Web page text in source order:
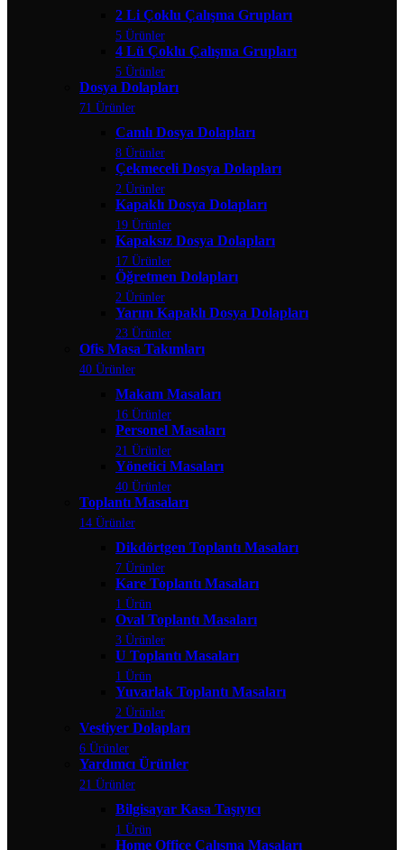
2 Li Çoklu Çalışma Grupları
5 Ürünler
4 Lü Çoklu Çalışma Grupları
5 Ürünler
Dosya Dolapları
71 Ürünler
Camlı Dosya Dolapları
8 Ürünler
Çekmeceli Dosya Dolapları
2 Ürünler
Kapaklı Dosya Dolapları
19 Ürünler
Kapaksız Dosya Dolapları
17 Ürünler
Öğretmen Dolapları
2 Ürünler
Yarım Kapaklı Dosya Dolapları
23 Ürünler
Ofis Masa Takımları
40 Ürünler
Makam Masaları
16 Ürünler
Personel Masaları
21 Ürünler
Yönetici Masaları
40 Ürünler
Toplantı Masaları
14 Ürünler
Dikdörtgen Toplantı Masaları
7 Ürünler
Kare Toplantı Masaları
1 Ürün
Oval Toplantı Masaları
3 Ürünler
U Toplantı Masaları
1 Ürün
Yuvarlak Toplantı Masaları
2 Ürünler
Vestiyer Dolapları
6 Ürünler
Yardımcı Ürünler
21 Ürünler
Bilgisayar Kasa Taşıyıcı
1 Ürün
Home Office Çalışma Masaları